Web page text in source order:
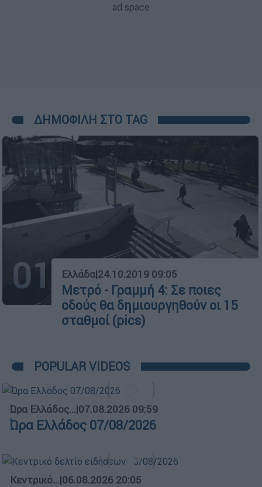
ΔΗΜΟΦΙΛΗ ΣΤΟ TAG
01 Ελλάδα|24.10.2019 09:05
Μετρό - Γραμμή 4: Σε ποιες
οδούς θα δημιουργηθούν οι 15
σταθμοί (pics)
POPULAR VIDEOS
Ώρα Ελλάδος...|07.08.2026 09:59
Ώρα Ελλάδος 07/08/2026
Κεντρικό...|06.08.2026 20:05